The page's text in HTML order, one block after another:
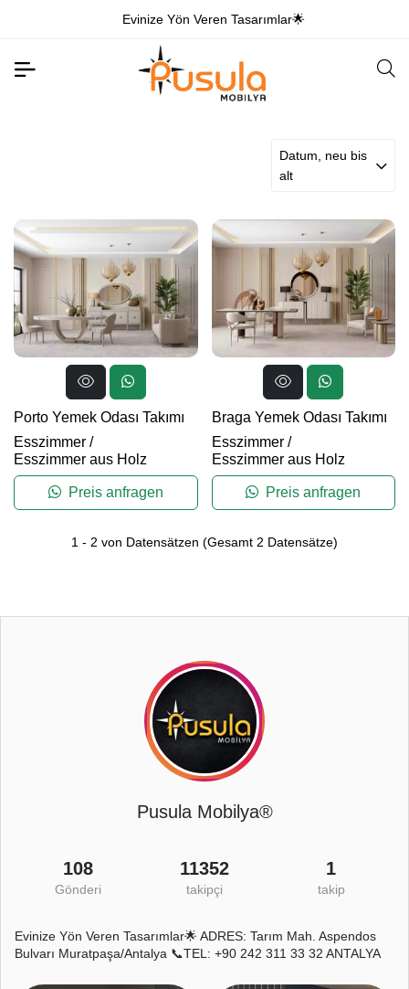
Evinize Yön Veren Tasarımlar🌟
Datum, neu bis
alt
Porto Yemek Odası Takımı
Esszimmer /
Esszimmer aus Holz
Preis anfragen
Braga Yemek Odası Takımı
Esszimmer/
Esszimmer aus Holz
Preis anfragen
1 - 2 von Datensätzen (Gesamt 2 Datensätze)
Pusula Mobilya®
108
Gönderi
11352
takipçi
1
takip
Evinize Yön Veren Tasarımlar🌟 ADRES: Tarım Mah. Aspendos
Bulvarı Muratpaşa/Antalya 📞TEL: +90 242 311 33 32 ANTALYA